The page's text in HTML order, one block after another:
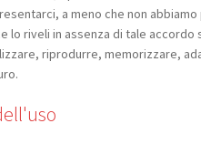
a meno che non
lo riveli in assenza di tale
riprodurre, memorizzare,